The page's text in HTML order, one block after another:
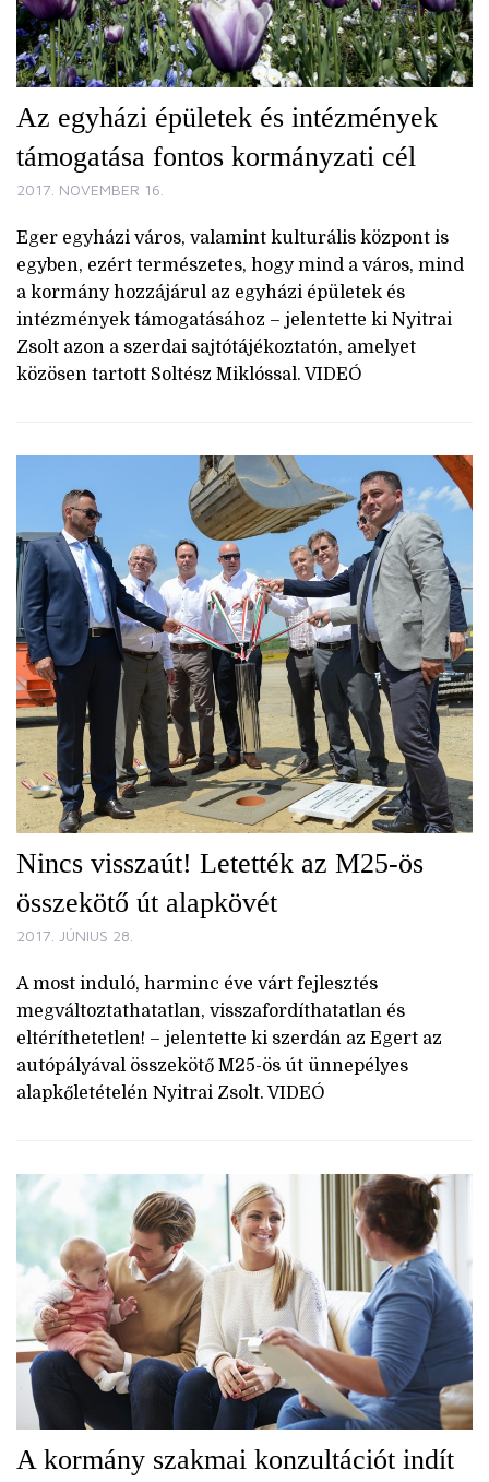
Az egyházi épületek és intézmények
támogatása fontos kormányzati cél
2017. NOVEMBER 16.
Eger egyházi város, valamint kulturális központ is
egyben, ezért természetes, hogy mind a város, mind
a kormány hozzájárul az egyházi épületek és
intézmények támogatásához – jelentette ki Nyitrai
Zsolt azon a szerdai sajtótájékoztatón, amelyet
közösen tartott Soltész Miklóssal. VIDEÓ
Nincs visszaút! Letették az M25-ös
összekötő út alapkövét
2017. JÚNIUS 28.
A most induló, harminc éve várt fejlesztés
megváltoztathatatlan, visszafordíthatatlan és
eltéríthetetlen! – jelentette ki szerdán az Egert az
autópályával összekötő M25-ös út ünnepélyes
alapkőletételén Nyitrai Zsolt. VIDEÓ
A kormány szakmai konzultációt indít